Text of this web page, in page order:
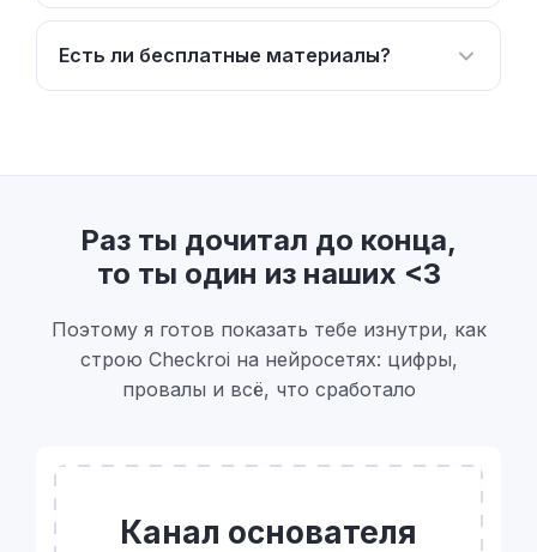
Есть ли бесплатные материалы?
Раз ты дочитал до конца,
то ты один из наших <3
Поэтому я готов показать тебе изнутри, как
строю Checkroi на нейросетях: цифры,
провалы и всё, что сработало
Канал основателя